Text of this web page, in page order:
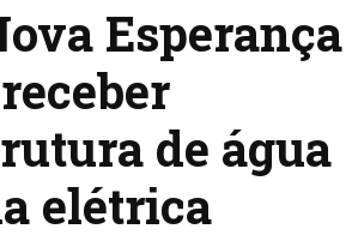
Esperança
de água
elétrica